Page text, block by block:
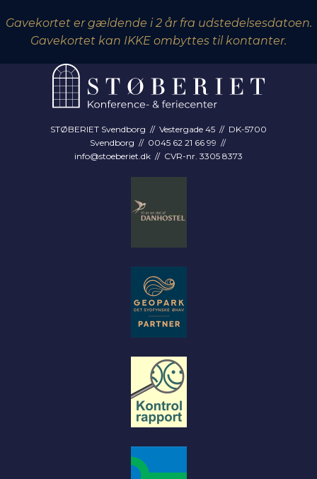
Gavekortet er gældende i 2 år fra udstedelsesdatoen.
Gavekortet kan IKKE ombyttes til kontanter.
STØBERIET Svendborg // Vestergade 45 // DK-5700
Svendborg // 0045 62 21 66 99 //
info@stoeberiet.dk // CVR-nr. 3305 8373